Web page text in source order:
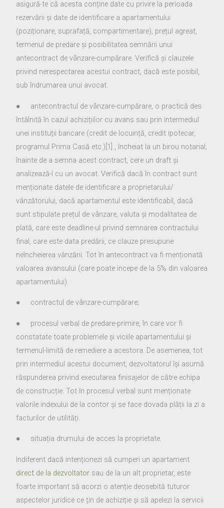
asigură-te că acesta conține date cu privire la perioada
rezervării și date de identificare a apartamentului
(poziționare, suprafață, compartimentare), prețul agreat,
termenul de predare și posibilitatea semnării unui
antecontract de vânzare-cumpărare. Verifică și clauzele
privind nerespectarea acestui contract, dacă este posibil,
sub îndrumarea unui avocat.
● antecontractul de vânzare-cumpărare, o practică des
întâlnită în cazul achizițiilor cu avans sau prin intermediul
unei instituții bancare (credit de locuință, credit ipotecar,
programul Prima Casă etc.)[1] , încheiat la un birou notarial;
înainte de a semna acest contract, cere un draft și
analizează-l cu un avocat. Verifică dacă în contract sunt
menționate datele de identificare a proprietarului/
vânzătorului, dacă apartamentul este identificabil, dacă
sunt stipulate prețul de vânzare, valuta și modalitatea de
plată, care este deadline-ul privind semnarea contractului
final, care este data predării, ce clauze presupune
neîncheierea vânzării. Tot în antecontract va fi menționată
valoarea avansului (care poate incepe de la 5% din valoarea
apartamentului).
● contractul de vânzare-cumpărare;
● procesul verbal de predare-primire, în care vor fi
constatate toate problemele și viciile apartamentului și
termenul-limită de remediere a acestora. De asemenea, tot
prin intermediul acestui document, dezvoltatorul își asumă
răspunderea privind executarea finisajelor de către echipa
de construcție. Tot în procesul verbal sunt menționate
valorile indexului de la contor și se face dovada plății la zi a
facturilor de utilități.
● situația drumului de acces la proprietate.
Indiferent dacă intenționezi să cumperi un apartament
direct de la dezvoltator sau de la un alt proprietar, este
foarte important să acorzi o atenție deosebită tuturor
aspectelor juridice ce țin de achiziție și să apelezi la servicii